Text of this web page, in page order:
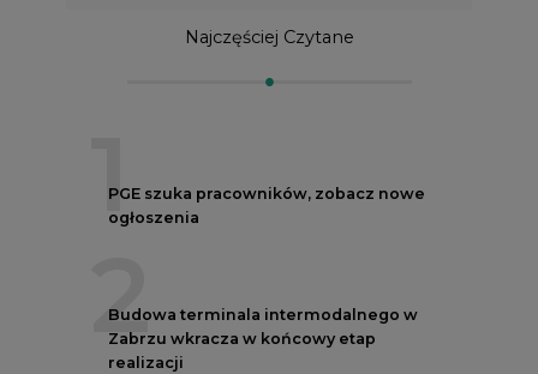
Najczęściej Czytane
1
PGE szuka pracowników, zobacz nowe
ogłoszenia
2
Budowa terminala intermodalnego w
Zabrzu wkracza w końcowy etap
realizacji